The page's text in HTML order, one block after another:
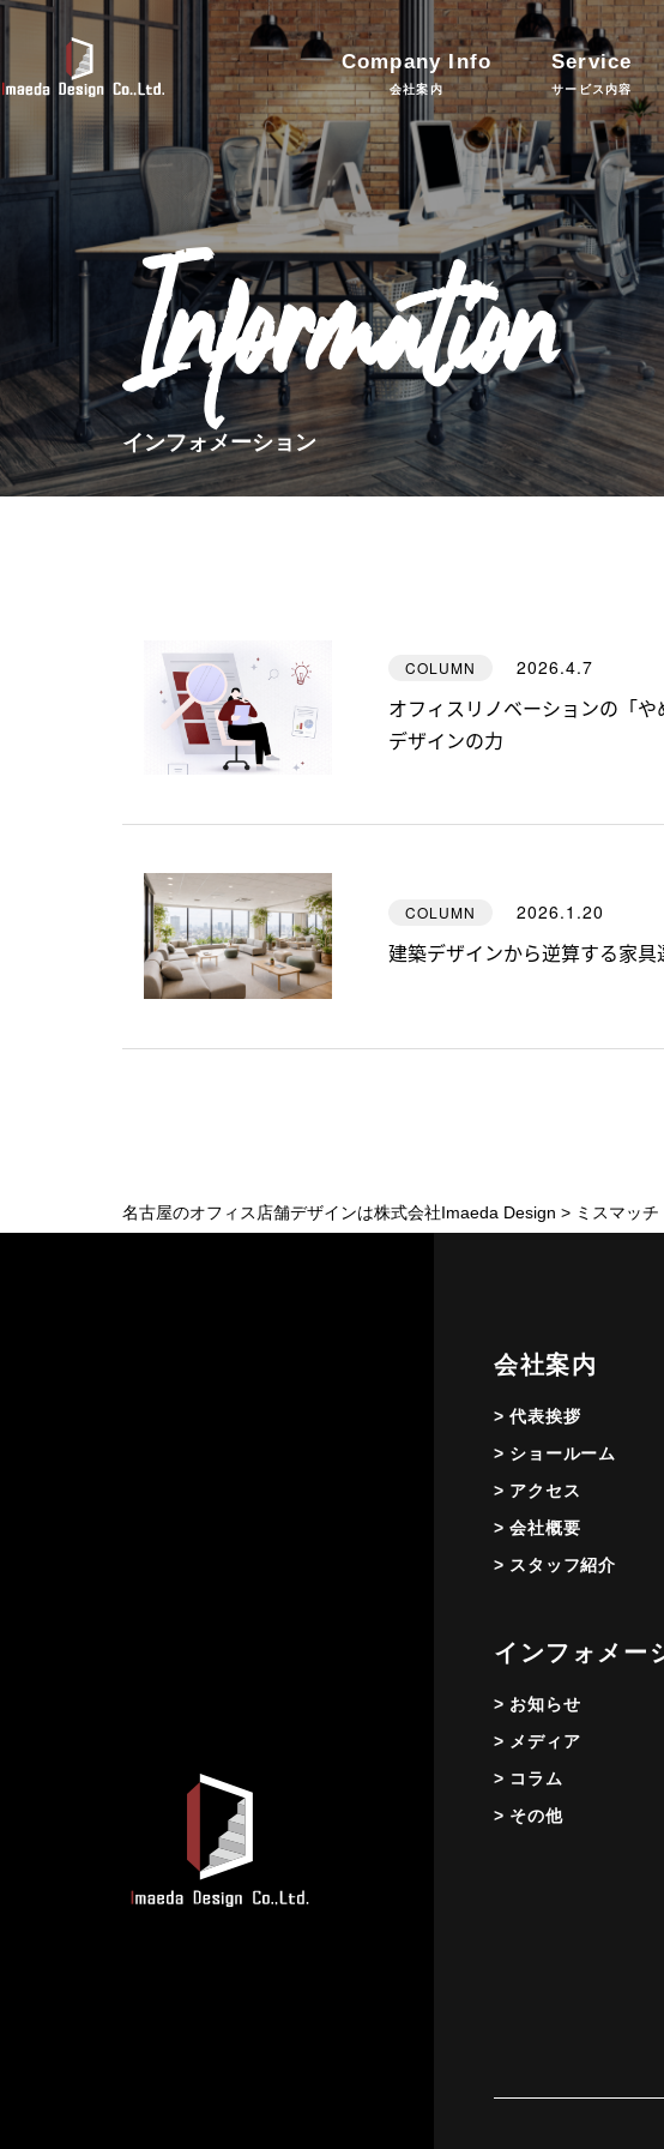
Company Info
会社案内
Service
サービス内容
Information
インフォメーション
COLUMN 2026.4.7
オフィスリノベーションの「
デザインの力
COLUMN 2026.1.20
建築デザインから逆算する家具
名古屋のオフィス店舗デザインは株式会社Imaeda Design > ミスマッチ
会社案内
> 代表挨拶
> ショールーム
> アクセス
> 会社概要
> スタッフ紹介
インフォメー
> お知らせ
> メディア
> コラム
> その他